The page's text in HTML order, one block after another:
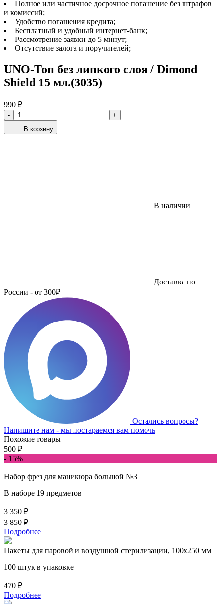
Полное или частичное досрочное погашение без штрафов
и комиссий;
Удобство погашения кредита;
Бесплатный и удобный интернет-банк;
Рассмотрение заявки до 5 минут;
Отсутствие залога и поручителей;
UNO-Топ без липкого слоя / Dimond
Shield 15 мл.(3035)
990 ₽
-
+
В корзину
В наличии
Доставка по
России - от 300₽
Остались вопросы?
Напишите нам - мы постараемся вам помочь
Похожие товары
500 ₽
- 15%
Набор фрез для маникюра большой №3
В наборе 19 предметов
3 350 ₽
3 850 ₽
Подробнее
Пакеты для паровой и воздушной стерилизации, 100х250 мм
100 штук в упаковке
470 ₽
Подробнее